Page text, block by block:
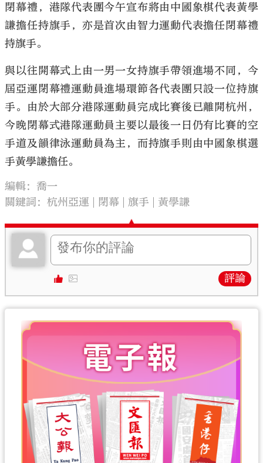
閉幕禮，港隊代表團今午宣布將由中國象棋代表黃學
謙擔任持旗手，亦是首次由智力運動代表擔任閉幕禮
持旗手。
與以往開幕式上由一男一女持旗手帶領進場不同，今
屆亞運閉幕禮運動員進場環節各代表團只設一位持旗
手。由於大部分港隊運動員完成比賽後已離開杭州，
今晚閉幕式港隊運動員主要以最後一日仍有比賽的空
手道及韻律泳運動員為主，而持旗手則由中國象棋選
手黃學謙擔任。
編輯：喬一
關鍵詞：杭州亞運 閉幕 旗手 黃學謙
評論